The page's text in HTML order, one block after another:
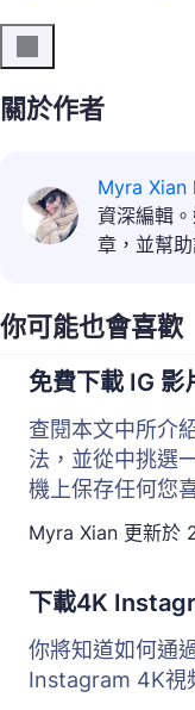
關於作者
Myra Xian
資深編輯
章，並幫
你可能也會喜歡
免費下載 IG 影
查閱本文中所介
法，並從中挑選
機上保存任何您
Myra Xian 更新於
下載4K
你將知道如何通
Instagram 4K視